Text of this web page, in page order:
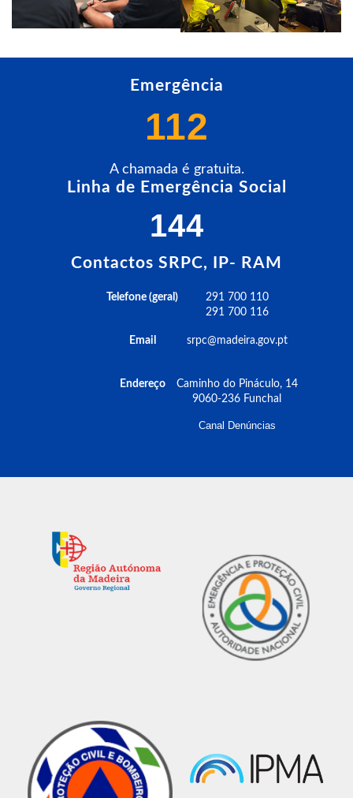
Emergência
112
A chamada é gratuita.
Linha de Emergência Social
144
Contactos SRPC, IP- RAM
Telefone (geral)
Email
Endereço
291 700 110
291 700 116
srpc@madeira.gov.pt
Caminho do Pináculo, 14
9060-236 Funchal
Canal Denúncias